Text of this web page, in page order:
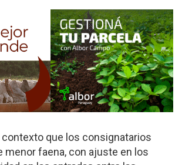
contexto que los consignatarios
menor faena, con ajuste en los